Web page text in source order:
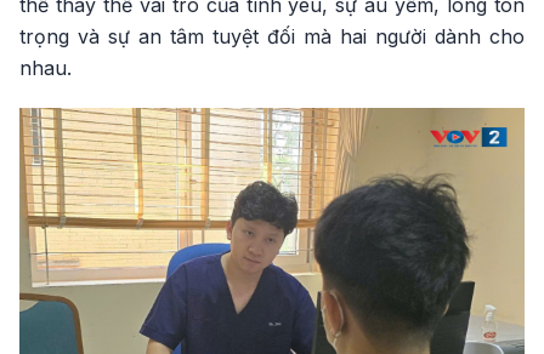
thể thay thế vai trò của tình yêu, sự âu yếm, lòng tôn
trọng và sự an tâm tuyệt đối mà hai người dành cho
nhau.